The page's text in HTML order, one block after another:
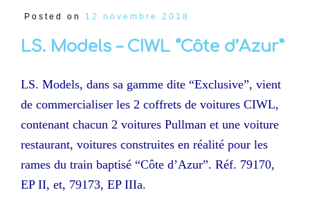
Posted on 12 novembre 2018
LS. Models – CIWL “Côte d’Azur”
LS. Models, dans sa gamme dite “Exclusive”, vient
de commercialiser les 2 coffrets de voitures CIWL,
contenant chacun 2 voitures Pullman et une voiture
restaurant, voitures construites en réalité pour les
rames du train baptisé “Côte d’Azur”. Réf. 79170,
EP II, et, 79173, EP IIIa.